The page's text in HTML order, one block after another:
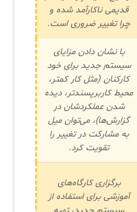
قدیمی ناکارآمد شده و
چرا تغییر ضروری است.
با نشان دادن مزایای
سیستم جدید برای خود
کارکنان (مثل کار کمتر،
محیط کاربرپسندتر، دیده
شدن عملکردشان در
گزارش‌ها)، می‌توان میل
به مشارکت در تغییر را
تقویت کرد.
برگزاری کارگاه‌های
آموزشی برای استفاده از